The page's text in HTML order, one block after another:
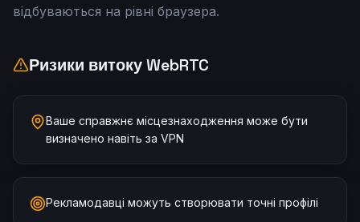
відбуваються на рівні браузера.
Ризики витоку WebRTC
Ваше справжнє місцезнаходження може бути
визначено навіть за VPN
Рекламодавці можуть створювати точні профілі